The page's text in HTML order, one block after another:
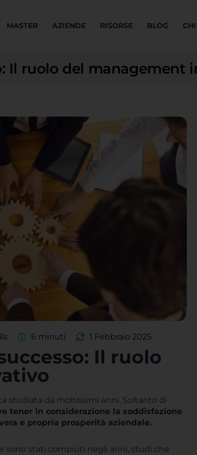
MASTER AZIENDE RISORSE BLOG
Il ruolo del management
6 minuti 1 Febbraio 2025
Il ruolo
studiata da moltissimi anni. Soltanto di
tener in considerazione la soddisfazione
e propria prosperità aziendale.
sono stati compiuti negli anni, studi che